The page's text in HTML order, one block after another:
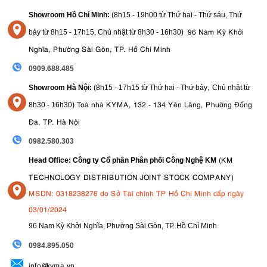
kiểm tra định kỳ (1–2 lần/năm).
8. Lưu ý khi chọn mua máy quay Sony
Nhu cầu sử dụng: gia đình, vlog, phim chuyên nghiệp…
Ngân sách: Handycam vài triệu, Cinema Line hàng trăm triệu.
Tính năng cần thiết: độ phân giải (Full HD, 4K, 6K,8K), chống rung,
cảm biến, ống kính.
👉 Lựa chọn đúng máy quay Sony sẽ giúp bạn tạo ra những thước
phim chất lượng, đáp ứng tốt nhất cho mục đích của mình.
9. Mua máy quay Sony chính hãng, giá tốt
tại Kyma
Kyma là đối tác chính thức của Sony, cam kết cung cấp
chính hãng, bảo hành đầy đủ
Showroom Hồ Chí Minh: (8h15 - 19h00 từ Thứ hai - Thứ sáu, Thứ
bảy từ 8h15 - 17h15, Chủ nhật từ 8h30 - 16h30) 96 Nam Kỳ Khởi
Nghĩa, Phường Sài Gòn, TP. Hồ Chí Minh
0909.688.485
Showroom Hà Nội: (8h15 - 17h15 từ Thứ hai - Thứ bảy, Chủ nhật từ
8h30 - 16h30) Toà nhà KYMA, 132 - 134 Yên Lãng, Phường Đống
Đa, TP. Hà Nội
0982.580.303
Head Office: Công ty Cổ phần Phân phối Công Nghệ KM (KM
TECHNOLOGY DISTRIBUTION JOINT STOCK COMPANY)
MSDN: 0318238276 do Sở Tài chính TP Hồ Chí Minh cấp ngày
03/01/2024
96 Nam Kỳ Khởi Nghĩa, Phường Sài Gòn, TP. Hồ Chí Minh
0984.895.050
info@kyma.vn